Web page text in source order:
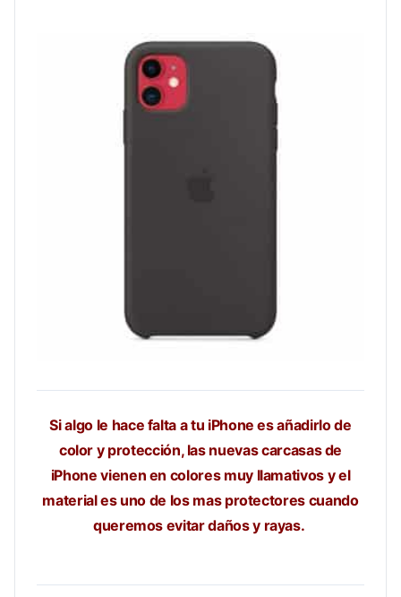
Si algo le hace falta a tu iPhone es añadirlo de
color y protección, las nuevas carcasas de
iPhone vienen en colores muy llamativos y el
material es uno de los mas protectores cuando
queremos evitar daños y rayas.